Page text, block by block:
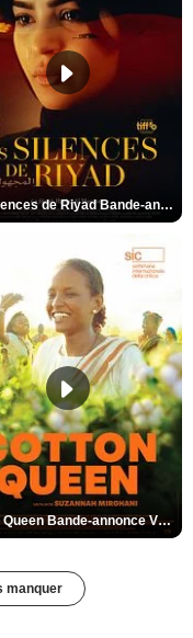
Les Silences de Riyad Bande-annonce VO STFR
Cotton Queen Bande-annonce VO STFR
manquer